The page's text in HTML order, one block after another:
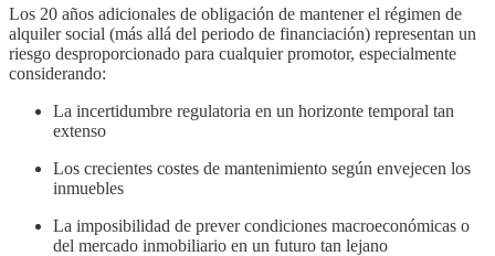
Los 20 años adicionales de obligación de mantener el régimen de
alquiler social (más allá del periodo de financiación) representan un
riesgo desproporcionado para cualquier promotor, especialmente
considerando:
La incertidumbre regulatoria en un horizonte temporal tan
extenso
Los crecientes costes de mantenimiento según envejecen los
inmuebles
La imposibilidad de prever condiciones macroeconómicas o
del mercado inmobiliario en un futuro tan lejano